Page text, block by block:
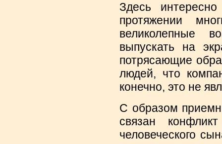
Здесь
протяжении
великолепные
выпускать на
потрясающие
людей, что
конечно, это не
С образом
связан
человеческого